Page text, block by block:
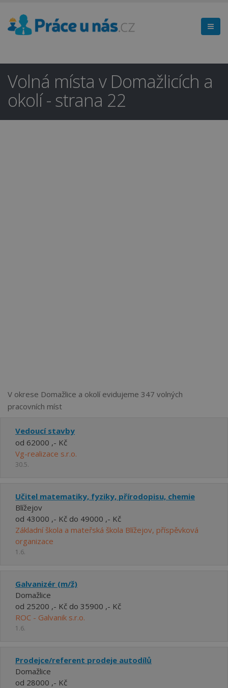
Volná místa v Domažlicích a
okolí - strana 22
V okrese Domažlice a okolí evidujeme 347 volných
pracovních míst
Vedoucí stavby
od 62000 ,- Kč
Vg-realizace s.r.o.
30.5.
Učitel matematiky, fyziky, přírodopisu, chemie
Blížejov
od 43000 ,- Kč do 49000 ,- Kč
Základní škola a mateřská škola Blížejov, příspěvková
organizace
1.6.
Galvanizér (m/ž)
Domažlice
od 25200 ,- Kč do 35900 ,- Kč
ROC - Galvanik s.r.o.
1.6.
Prodejce/referent prodeje autodílů
Domažlice
od 28000 ,- Kč
×
Hledáte práci